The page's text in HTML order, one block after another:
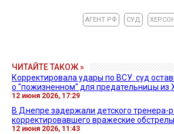
АГЕНТ РФ СУД ХЕРСОН
ЧИТАЙТЕ ТАКОЖ »
Корректировала удары по ВСУ: суд
о "пожизненном" для предательницы из
12 июня 2026, 17:29
В Днепре задержали детского тренера-
корректировавшего вражеские
12 июня 2026, 11:43